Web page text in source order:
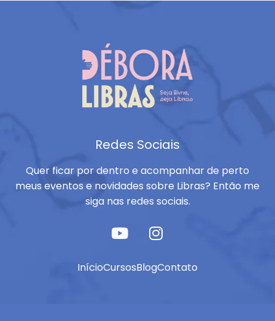
Redes Sociais
Quer ficar por dentro e acompanhar de perto
meus eventos e novidades sobre Libras? Então me
siga nas redes sociais.
InícioCursosBlogContato